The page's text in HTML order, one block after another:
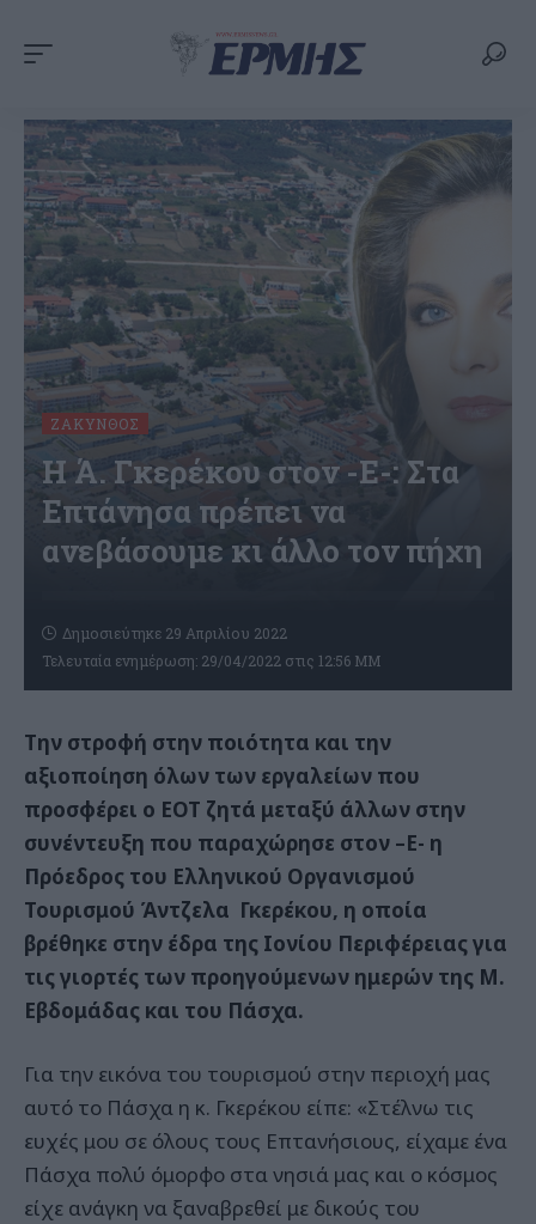
ΖΆΚΥΝΘΟΣ
Η Ά. Γκερέκου στον -Ε-: Στα
Επτάνησα πρέπει να
ανεβάσουμε κι άλλο τον πήχη
Τελευταία ενημέρωση: 29/04/2022 στις 12:56 ΜΜ
Δημοσιεύτηκε 29 Απριλίου 2022
Την στροφή στην ποιότητα και την
αξιοποίηση όλων των εργαλείων που
προσφέρει ο ΕΟΤ ζητά μεταξύ άλλων στην
συνέντευξη που παραχώρησε στον –Ε- η
Πρόεδρος του Ελληνικού Οργανισμού
Τουρισμού Άντζελα Γκερέκου, η οποία
βρέθηκε στην έδρα της Ιονίου Περιφέρειας για
τις γιορτές των προηγούμενων ημερών της Μ.
Εβδομάδας και του Πάσχα.
Για την εικόνα του τουρισμού στην περιοχή μας
αυτό το Πάσχα η κ. Γκερέκου είπε: «Στέλνω τις
ευχές μου σε όλους τους Επτανήσιους, είχαμε ένα
Πάσχα πολύ όμορφο στα νησιά μας και ο κόσμος
είχε ανάγκη να ξαναβρεθεί με δικούς του